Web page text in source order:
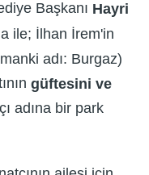
Başkanı Hayri
ile; İlhan İrem'in
adı: Burgaz)
güftesini ve
adına bir park